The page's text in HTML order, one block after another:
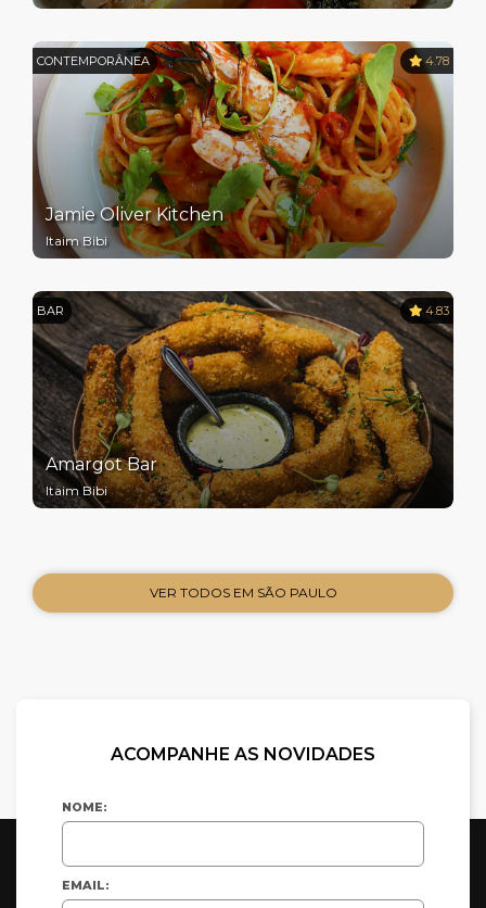
CONTEMPORÂNEA 4.78
Jamie Oliver Kitchen
Itaim Bibi
BAR 4.83
Amargot Bar
Itaim Bibi
VER TODOS EM SÃO PAULO
ACOMPANHE AS NOVIDADES
NOME:
EMAIL: